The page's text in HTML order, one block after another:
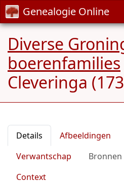
Genealogie Online
Diverse
boerenfamilies
Cleveringa
Details Afbeeldingen
Verwantschap
Bronnen
Context